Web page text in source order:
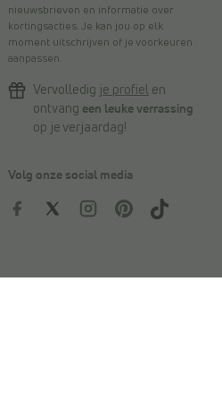
nieuwsbrieven en informatie over
kortingsacties. Je kan jou op elk
moment uitschrijven of je voorkeuren
aanpassen.
Vervolledig je profiel en
ontvang een leuke verrassing
op je verjaardag!
Volg onze social media